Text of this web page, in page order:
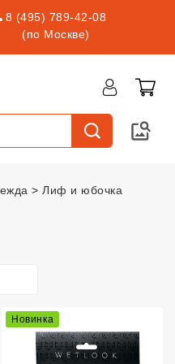
8 (495) 789-42-08
(по Москве)
Лиф и юбочка
Новинка